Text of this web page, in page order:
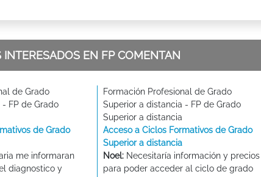
INTERESADOS EN FP COMENTAN
de Grado
FP de Grado
de Grado
me informaran
diagnostico y
Formación Profesional de Grado
Superior a distancia - FP de Grado
Superior a distancia
Acceso a Ciclos Formativos de Grado
Superior a distancia
Noel: Necesitaría información y precios
para poder acceder al ciclo de grado